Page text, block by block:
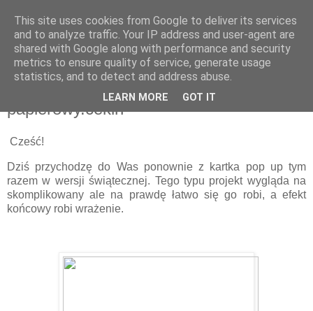
wtorek, 22 listopada 2022
Świąteczny pop up box // Magda
papierowy.cekin
Cześć!
Dziś przychodzę do Was ponownie z kartka pop up tym
razem w wersji świątecznej. Tego typu projekt wygląda na
skomplikowany ale na prawdę łatwo się go robi, a efekt
końcowy robi wrażenie.
This site uses cookies from Google to deliver its services
and to analyze traffic. Your IP address and user-agent are
shared with Google along with performance and security
metrics to ensure quality of service, generate usage
statistics, and to detect and address abuse.
LEARN MORE GOT IT